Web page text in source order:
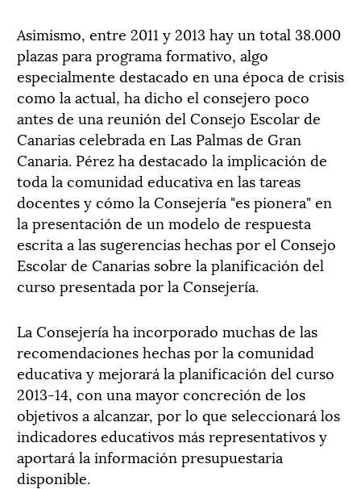
Asimismo, entre 2011 y 2013 hay un total 38.000
plazas para programa formativo, algo
especialmente destacado en una época de crisis
como la actual, ha dicho el consejero poco
antes de una reunión del Consejo Escolar de
Canarias celebrada en Las Palmas de Gran
Canaria. Pérez ha destacado la implicación de
toda la comunidad educativa en las tareas
docentes y cómo la Consejería "es pionera" en
la presentación de un modelo de respuesta
escrita a las sugerencias hechas por el Consejo
Escolar de Canarias sobre la planificación del
curso presentada por la Consejería.
La Consejería ha incorporado muchas de las
recomendaciones hechas por la comunidad
educativa y mejorará la planificación del curso
2013-14, con una mayor concreción de los
objetivos a alcanzar, por lo que seleccionará los
indicadores educativos más representativos y
aportará la información presupuestaria
disponible.